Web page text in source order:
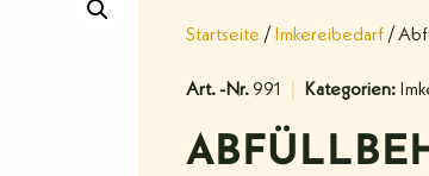
Startseite / Imkereibedarf /
Art. -Nr.991 Kategorien: